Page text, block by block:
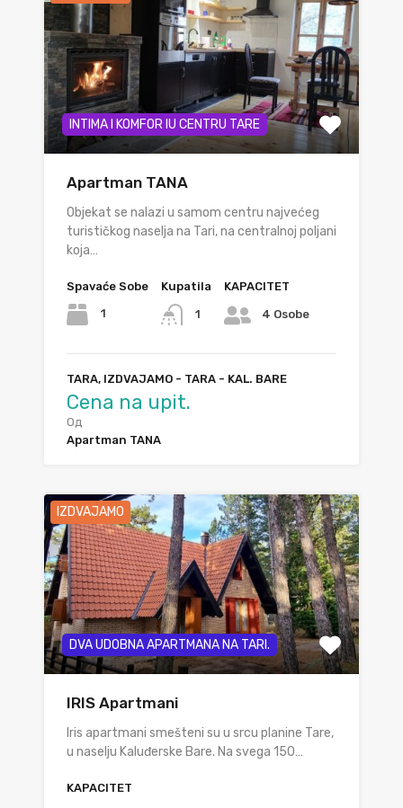
INTIMA I KOMFOR IU CENTRU TARE
Apartman TANA
Objekat se nalazi u samom centru najvećeg
turističkog naselja na Tari, na centralnoj poljani
koja…
Spavaće Sobe
1
Kupatila
1
KAPACITET
4 Osobe
TARA, IZDVAJAMO - TARA - KAL. BARE
Cena na upit.
Од
Apartman TANA
IZDVAJAMO
DVA UDOBNA APARTMANA NA TARI.
IRIS Apartmani
Iris apartmani smešteni su u srcu planine Tare,
u naselju Kaluđerske Bare. Na svega 150…
KAPACITET